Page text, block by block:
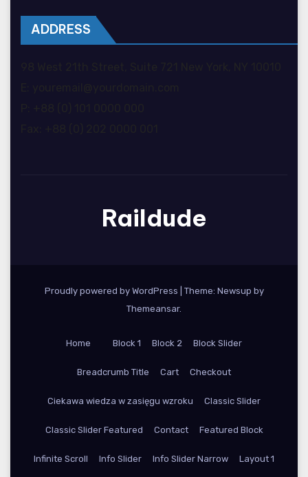
ADDRESS
Raildude
Proudly powered by WordPress
Theme: Newsup by
Themeansar.
Home Block 1 Block 2 Block Slider
Breadcrumb Title Cart Checkout
Ciekawa wiedza w zasięgu wzroku Classic Slider
Classic Slider Featured Contact Featured Block
Infinite Scroll Info Slider Info Slider Narrow Layout 1